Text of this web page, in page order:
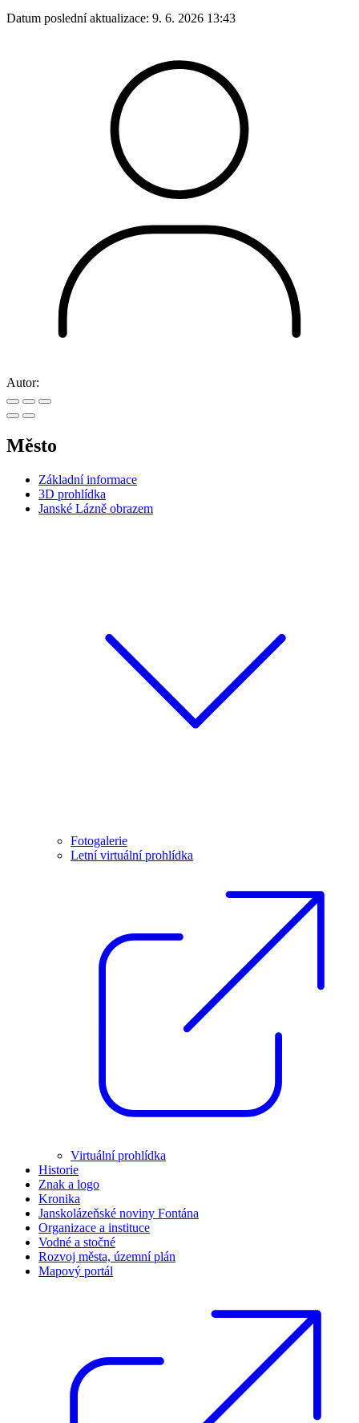
Datum poslední aktualizace: 9. 6. 2026 13:43
Autor:
Město
Základní informace
3D prohlídka
Janské Lázně obrazem
Fotogalerie
Letní virtuální prohlídka
Virtuální prohlídka
Historie
Znak a logo
Kronika
Janskolázeňské noviny Fontána
Organizace a instituce
Vodné a stočné
Rozvoj města, územní plán
Mapový portál